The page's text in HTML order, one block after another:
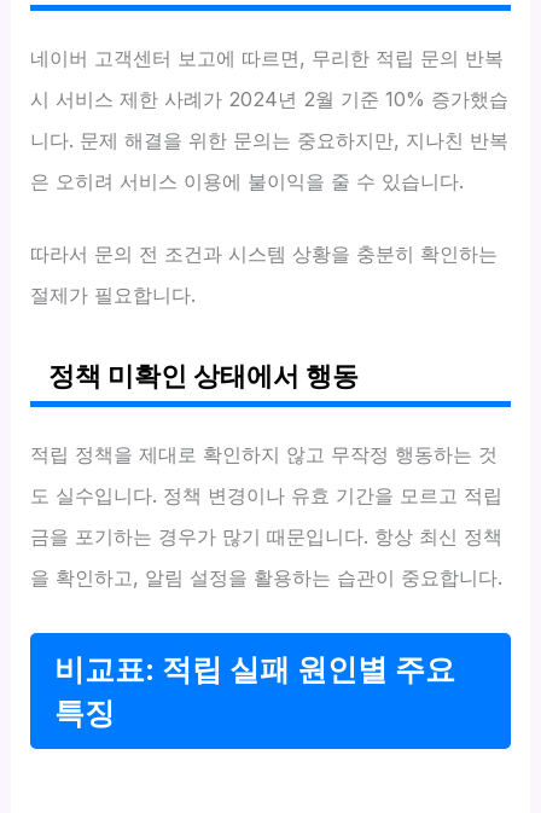
네이버 고객센터 보고에 따르면, 무리한 적립 문의 반복
시 서비스 제한 사례가 2024년 2월 기준 10% 증가했습
니다. 문제 해결을 위한 문의는 중요하지만, 지나친 반복
은 오히려 서비스 이용에 불이익을 줄 수 있습니다.
따라서 문의 전 조건과 시스템 상황을 충분히 확인하는
절제가 필요합니다.
정책 미확인 상태에서 행동
적립 정책을 제대로 확인하지 않고 무작정 행동하는 것
도 실수입니다. 정책 변경이나 유효 기간을 모르고 적립
금을 포기하는 경우가 많기 때문입니다. 항상 최신 정책
을 확인하고, 알림 설정을 활용하는 습관이 중요합니다.
비교표: 적립 실패 원인별 주요
특징